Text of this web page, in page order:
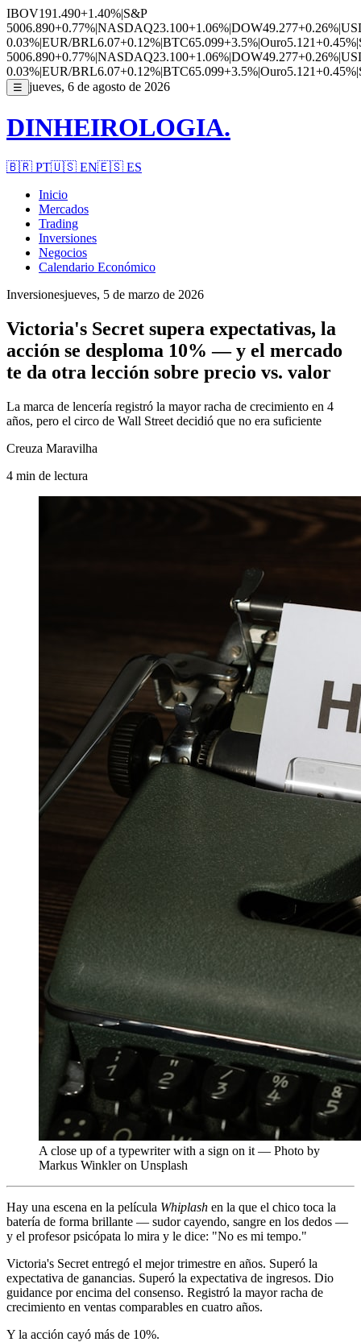
IBOV191.490+1.40%|S&P
5006.890+0.77%|NASDAQ23.100+1.06%|DOW49.277+0.26%|
0.03%|EUR/BRL6.07+0.12%|BTC65.099+3.5%|Ouro5.121+0.45%|
5006.890+0.77%|NASDAQ23.100+1.06%|DOW49.277+0.26%|
0.03%|EUR/BRL6.07+0.12%|BTC65.099+3.5%|Ouro5.121+0.45%|
☰ jueves, 6 de agosto de 2026
DINHEIROLOGIA.
🇧🇷 PT🇺🇸 EN🇪🇸 ES
Inicio
Mercados
Trading
Inversiones
Negocios
Calendario Económico
Inversionesjueves, 5 de marzo de 2026
Victoria's Secret supera expectativas, la
acción se desploma 10% — y el mercado
te da otra lección sobre precio vs. valor
La marca de lencería registró la mayor racha de crecimiento en 4
años, pero el circo de Wall Street decidió que no era suficiente
Creuza Maravilha
4 min de lectura
A close up of a typewriter with a sign on it — Photo by
Markus Winkler on Unsplash
Hay una escena en la película Whiplash en la que el chico toca la
batería de forma brillante — sudor cayendo, sangre en los dedos —
y el profesor psicópata lo mira y le dice: "No es mi tempo."
Victoria's Secret entregó el mejor trimestre en años. Superó la
expectativa de ganancias. Superó la expectativa de ingresos. Dio
guidance por encima del consenso. Registró la mayor racha de
crecimiento en ventas comparables en cuatro años.
Y la acción cayó más de 10%.